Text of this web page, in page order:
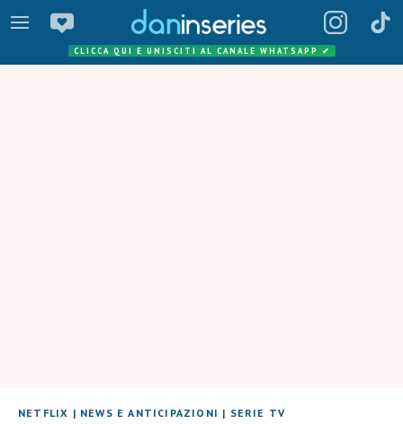
CLICCA QUI E UNISCITI AL CANALE WHATSAPP ✔
NETFLIX | NEWS E ANTICIPAZIONI | SERIE TV